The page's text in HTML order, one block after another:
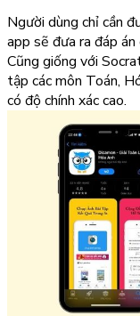
Người dùng chỉ cần
app sẽ đưa ra đáp
Cũng giống với
tập các môn Toán,
có độ chính xác cao.